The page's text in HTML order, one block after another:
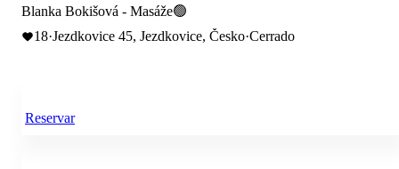
Blanka Bokišová - Masáže🟢
18·Jezdkovice 45, Jezdkovice, Česko·Cerrado
Reservar